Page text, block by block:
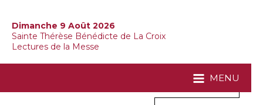
Dimanche 9 Août 2026
Sainte Thérèse Bénédicte de La Croix
Lectures de la Messe
MENU